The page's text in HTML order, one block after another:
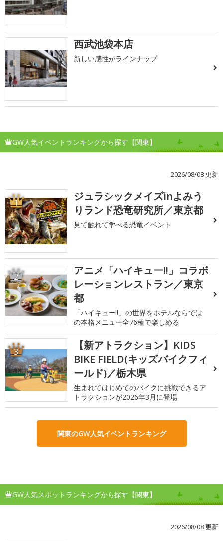
西武池袋本店
新しい感性がラインナップ
GW人気イベントランキングから探す【関東】
2026/08/08 更新
1
ジュラシックメイズinよみう
りランド恐竜研究所／東京都
見て触れて学べる恐竜イベント
2
アニメ「ハイキュー!!」コラボ
レーションレストラン／東京
都
「ハイキュー!!」の世界をホテルならでは
の本格メニュー全76種で楽しめる
3
【新アトラクション】KIDS
BIKE FIELD(キッズバイクフィ
ールド)／栃木県
生まれてはじめてのバイクに挑戦できるア
トラクションが2026年3月に登場
関東のGW人気イベントランキング
GW人気スポットランキングから探す【関東】
2026/08/08 更新